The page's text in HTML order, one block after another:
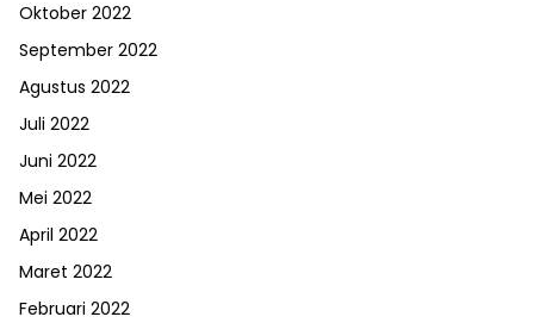
Oktober 2022
September 2022
Agustus 2022
Juli 2022
Juni 2022
Mei 2022
April 2022
Maret 2022
Februari 2022